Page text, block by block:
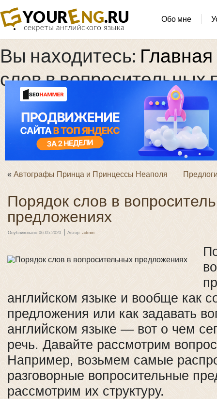
Обо мне
Вы находитесь: Главная
слов в вопросительных
« Автографы Принца и Принцессы Неаполя
Порядок слов в
предложениях
Опубликовано 06.05.2020 | Автор: admin
английском языке и вообще как
предложения или как задавать
английском языке — вот о чем
речь. Давайте рассмотрим
Например, возьмем самые
разговорные вопросительные
рассмотрим их структуру.